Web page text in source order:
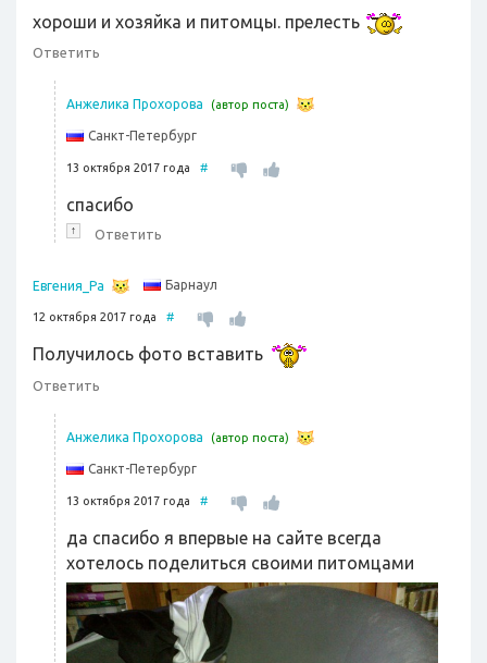
хороши и хозяйка и питомцы. прелесть
Ответить
Анжелика Прохорова (автор поста)
Санкт-Петербург
13 октября 2017 года #
спасибо
↑ Ответить
Евгения_Ра Барнаул
12 октября 2017 года #
Получилось фото вставить
Ответить
Анжелика Прохорова (автор поста)
Санкт-Петербург
13 октября 2017 года #
да спасибо я впервые на сайте всегда
хотелось поделиться своими питомцами